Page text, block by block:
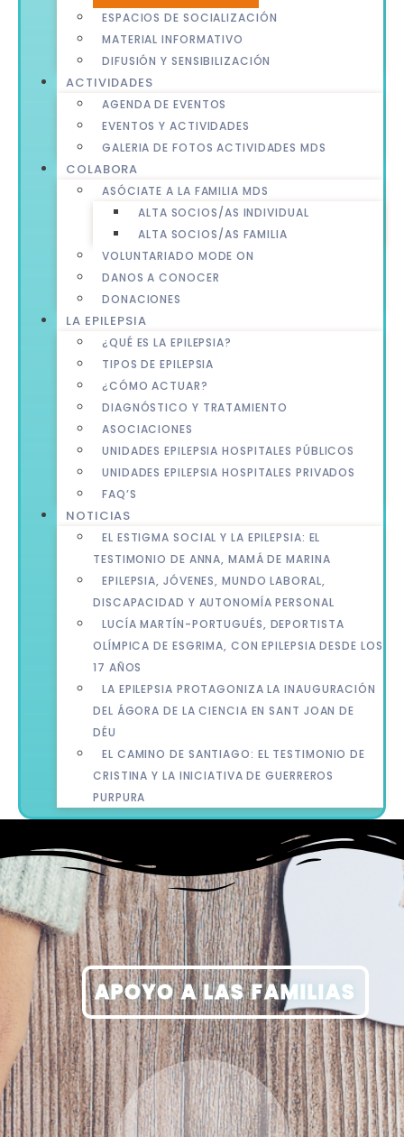
ESPACIOS DE SOCIALIZACIÓN
MATERIAL INFORMATIVO
DIFUSIÓN Y SENSIBILIZACIÓN
ACTIVIDADES
AGENDA DE EVENTOS
EVENTOS Y ACTIVIDADES
GALERIA DE FOTOS ACTIVIDADES MDS
COLABORA
ASÓCIATE A LA FAMILIA MDS
ALTA SOCIOS/AS INDIVIDUAL
ALTA SOCIOS/AS FAMILIA
VOLUNTARIADO MODE ON
DANOS A CONOCER
DONACIONES
LA EPILEPSIA
¿QUÉ ES LA EPILEPSIA?
TIPOS DE EPILEPSIA
¿CÓMO ACTUAR?
DIAGNÓSTICO Y TRATAMIENTO
ASOCIACIONES
UNIDADES EPILEPSIA HOSPITALES PÚBLICOS
UNIDADES EPILEPSIA HOSPITALES PRIVADOS
FAQ’S
NOTICIAS
EL ESTIGMA SOCIAL Y LA EPILEPSIA: EL
TESTIMONIO DE ANNA, MAMÁ DE MARINA
EPILEPSIA, JÓVENES, MUNDO LABORAL,
DISCAPACIDAD Y AUTONOMÍA PERSONAL
LUCÍA MARTÍN-PORTUGUÉS, DEPORTISTA
OLÍMPICA DE ESGRIMA, CON EPILEPSIA DESDE LOS
17 AÑOS
LA EPILEPSIA PROTAGONIZA LA INAUGURACIÓN
DEL ÁGORA DE LA CIENCIA EN SANT JOAN DE
DÉU
EL CAMINO DE SANTIAGO: EL TESTIMONIO DE
CRISTINA Y LA INICIATIVA DE GUERREROS
PURPURA
APOYO A LAS FAMILIAS